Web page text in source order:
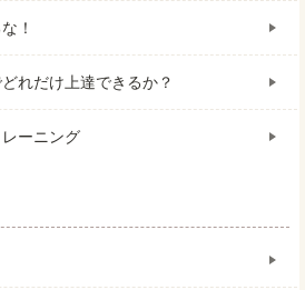
！
れだけ上達できるか？
ーニング